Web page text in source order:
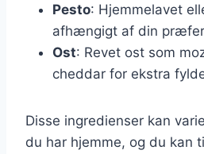
Pesto: Hjemmelavet
afhængigt af din
Ost: Revet ost som
cheddar for ekstra
Disse ingredienser kan
du har hjemme, og du kan